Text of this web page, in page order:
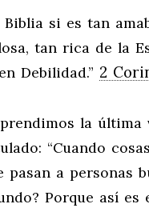
Biblia si es tan
tan rica de la
Debilidad.” 2
la
“Cuando
pasan a personas
Porque así